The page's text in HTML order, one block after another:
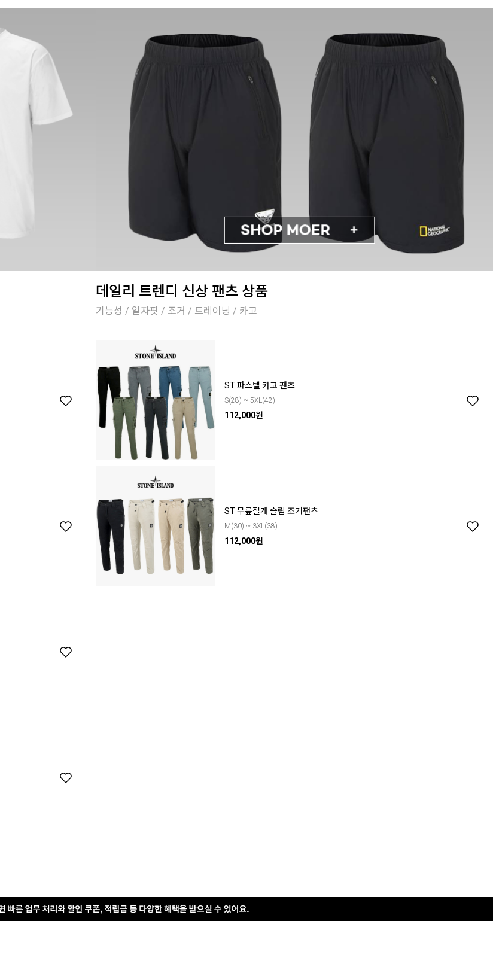
데일리 트렌디 신상 팬츠 상품
기능성 / 일자핏 / 조거 / 트레이닝 / 카고
ST 파스텔 카고 팬츠
S(28) ~ 5XL(42)
112,000원
ST 무릎절개 슬림 조거팬츠
M(30) ~ 3XL(38)
112,000원